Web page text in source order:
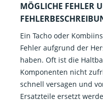
MÖGLICHE FEHLER
Ein Tacho oder
Fehler aufgrund der
haben. Oft ist die
Komponenten nicht
schnell versagen und
Ersatzteile ersetzt